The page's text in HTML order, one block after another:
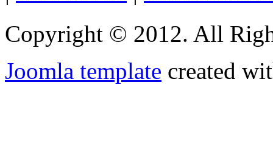
Copyright © 2012. All
Joomla template created